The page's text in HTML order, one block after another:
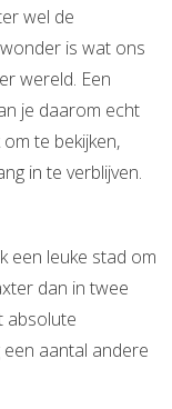
wel de
is wat ons
wereld. Een
je daarom echt
te bekijken,
in te verblijven.
een leuke stad om
dan in twee
absolute
aantal andere